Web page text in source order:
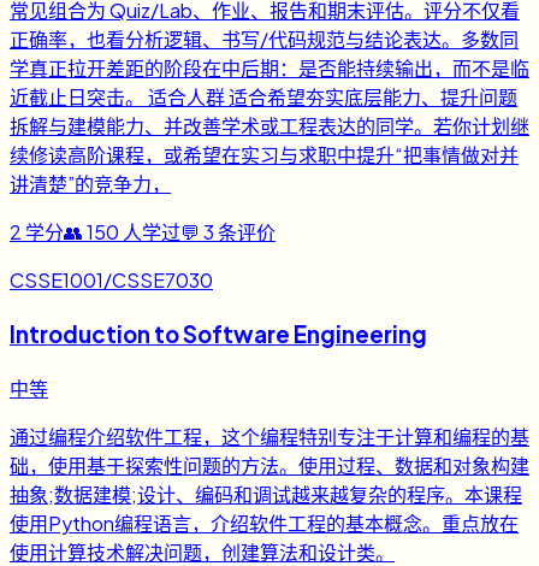
常见组合为 Quiz/Lab、作业、报告和期末评估。评分不仅看
正确率，也看分析逻辑、书写/代码规范与结论表达。多数同
学真正拉开差距的阶段在中后期：是否能持续输出，而不是临
近截止日突击。 适合人群 适合希望夯实底层能力、提升问题
拆解与建模能力、并改善学术或工程表达的同学。若你计划继
续修读高阶课程，或希望在实习与求职中提升“把事情做对并
讲清楚”的竞争力，
2 学分👥150 人学过💬 3条评价
CSSE1001/CSSE7030
Introduction to Software Engineering
中等
通过编程介绍软件工程，这个编程特别专注于计算和编程的基
础，使用基于探索性问题的方法。使用过程、数据和对象构建
抽象;数据建模;设计、编码和调试越来越复杂的程序。本课程
使用Python编程语言，介绍软件工程的基本概念。重点放在
使用计算技术解决问题，创建算法和设计类。